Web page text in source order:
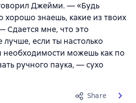
Джейми. — «Будь
хорошо знаешь, какие из твоих
Сдается мне, что это
если ты настолько
необходимости можешь как по
ручного паука, — сухо
Share